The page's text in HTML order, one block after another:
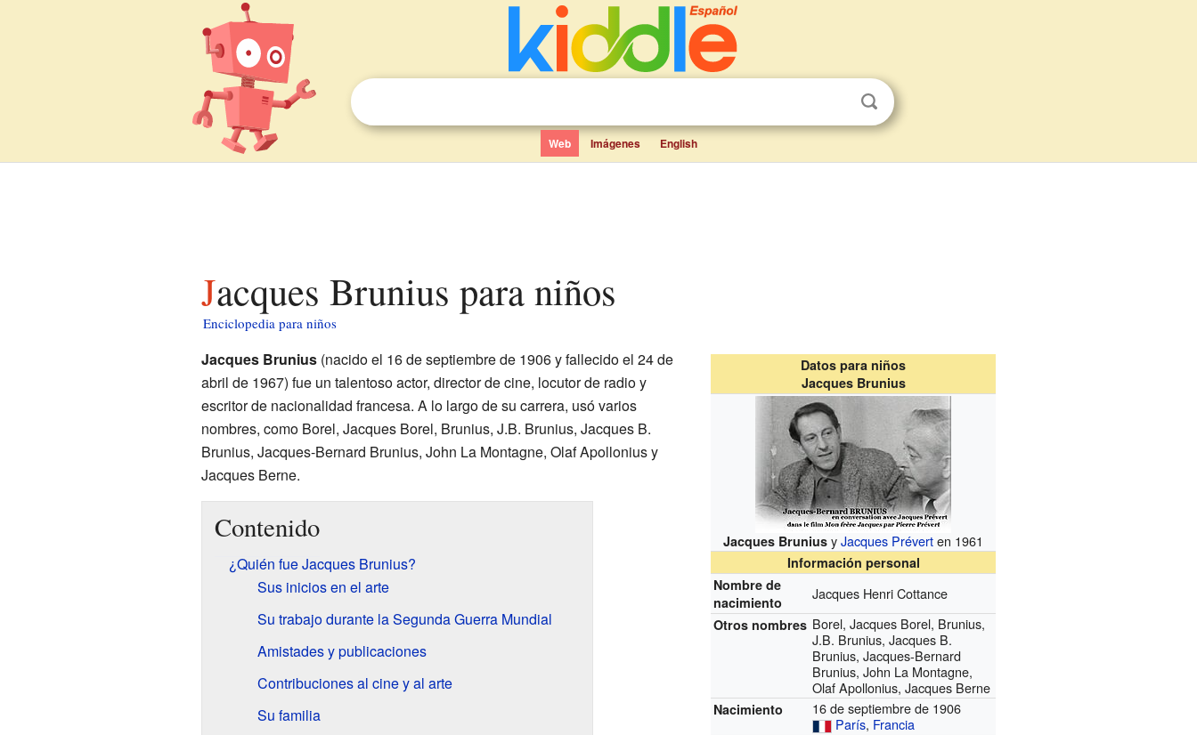
Web Imágenes English
Jacques Brunius para niños
Enciclopedia para niños
Datos para niños
Jacques Brunius
Jacques Brunius yJacques Préverten 1961
Información personal
Nombre de
nacimiento
Jacques Henri Cottance
Otros nombres Borel, Jacques Borel, Brunius,
J.B. Brunius, Jacques B.
Brunius, Jacques-Bernard
Brunius, John La Montagne,
Olaf Apollonius, Jacques Berne
Nacimiento
16 de septiembre de 1906
París, Francia
Jacques Brunius(nacido el 16 de septiembre de 1906 y fallecido el 24 de
abril de 1967) fue un talentoso actor, director de cine, locutor de radio y
escritor de nacionalidad francesa. A lo largo de su carrera, usó varios
nombres, como Borel, Jacques Borel, Brunius, J.B. Brunius, Jacques B.
Brunius, Jacques-Bernard Brunius, John La Montagne, Olaf Apollonius y
Jacques Berne.
Contenido
¿Quién fue Jacques Brunius?
Sus inicios en el arte
Su trabajo durante la Segunda Guerra Mundial
Amistades y publicaciones
Contribuciones al cine y al arte
Su familia